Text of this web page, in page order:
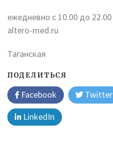
ежедневно с 10.00 до 22.00
altero-med.ru
Таганская
ПОДЕЛИТЬСЯ
Facebook Twitter
LinkedIn